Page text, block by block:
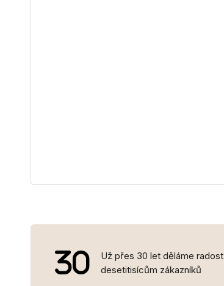
Už přes 30 let děláme radost
desetitisícům zákazníků